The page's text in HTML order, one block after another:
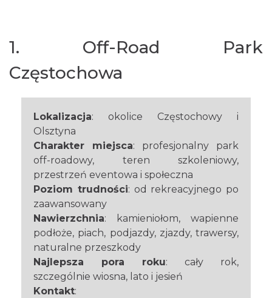
1. Off-Road Park
Częstochowa
Lokalizacja: okolice Częstochowy i
Olsztyna
Charakter miejsca: profesjonalny park
off-roadowy, teren szkoleniowy,
przestrzeń eventowa i społeczna
Poziom trudności: od rekreacyjnego po
zaawansowany
Nawierzchnia: kamieniołom, wapienne
podłoże, piach, podjazdy, zjazdy, trawersy,
naturalne przeszkody
Najlepsza pora roku: cały rok,
szczególnie wiosna, lato i jesień
Kontakt: